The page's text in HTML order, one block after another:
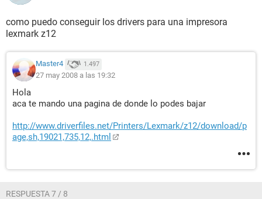
como puedo conseguir los drivers para una impresora
lexmark z12
Master4 1.497
27 may 2008 a las 19:32
Hola
aca te mando una pagina de donde lo podes bajar
http://www.driverfiles.net/Printers/Lexmark/z12/download/p
age,sh,19021,735,12,.html
RESPUESTA 7 / 8